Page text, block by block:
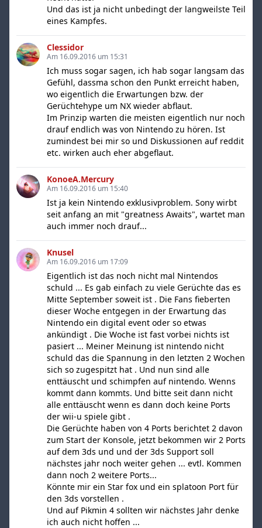
Und das ist ja nicht unbedingt der langweilste Teil
eines Kampfes.
Clessidor
Am 16.09.2016 um 15:31
Ich muss sogar sagen, ich hab sogar langsam das
Gefühl, dassma schon den Punkt erreicht haben,
wo eigentlich die Erwartungen bzw. der
Gerüchtehype um NX wieder abflaut.
Im Prinzip warten die meisten eigentlich nur noch
drauf endlich was von Nintendo zu hören. Ist
zumindest bei mir so und Diskussionen auf reddit
etc. wirken auch eher abgeflaut.
KonoeA.Mercury
Am 16.09.2016 um 15:40
Ist ja kein Nintendo exklusivproblem. Sony wirbt
seit anfang an mit "greatness Awaits", wartet man
auch immer noch drauf...
Knusel
Am 16.09.2016 um 17:09
Eigentlich ist das noch nicht mal Nintendos
schuld ... Es gab einfach zu viele Gerüchte das es
Mitte September soweit ist . Die Fans fieberten
dieser Woche entgegen in der Erwartung das
Nintendo ein digital event oder so etwas
ankündigt . Die Woche ist fast vorbei nichts ist
pasiert ... Meiner Meinung ist nintendo nicht
schuld das die Spannung in den letzten 2 Wochen
sich so zugespitzt hat . Und nun sind alle
enttäuscht und schimpfen auf nintendo. Wenns
kommt dann kommts. Und bitte seit dann nicht
alle enttäuscht wenn es dann doch keine Ports
der wii-u spiele gibt .
Die Gerüchte haben von 4 Ports berichtet 2 davon
zum Start der Konsole, jetzt bekommen wir 2 Ports
auf dem 3ds und und der 3ds Support soll
nächstes jahr noch weiter gehen ... evtl. Kommen
dann noch 2 weitere Ports...
Könnte mir ein Star fox und ein splatoon Port für
den 3ds vorstellen .
Und auf Pikmin 4 sollten wir nächstes Jahr denke
ich auch nicht hoffen ...